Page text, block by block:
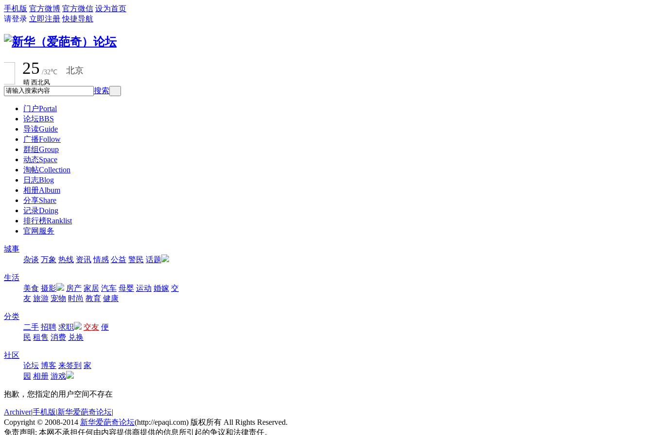
手机版 官方微博 官方微信 设为首页
请登录 立即注册 快捷导航
搜索
门户Portal
论坛BBS
导读Guide
广播Follow
群组Group
动态Space
淘帖Collection
日志Blog
相册Album
分享Share
记录Doing
排行榜Ranklist
官网服务
城事
杂谈 万象 热线 资讯 情感 公益 警民 话题
生活
美食 摄影 房产 家居 汽车 母婴 运动 婚嫁 交
友 旅游 宠物 时尚 教育 健康
分类
二手 招聘 求职 交友 便
民 租售 消费 兑换
社区
论坛 博客 来签到 家
园 相册 游戏
抱歉，您指定的用户空间不存在
Archiver|手机版|新华爱葩奇论坛|
Copyright © 2008-2014 新华爱葩奇论坛(http://epaqi.com) 版权所有 All Rights Reserved.
免责声明: 本网不承担任何由内容提供商提供的信息所引起的争议和法律责任。